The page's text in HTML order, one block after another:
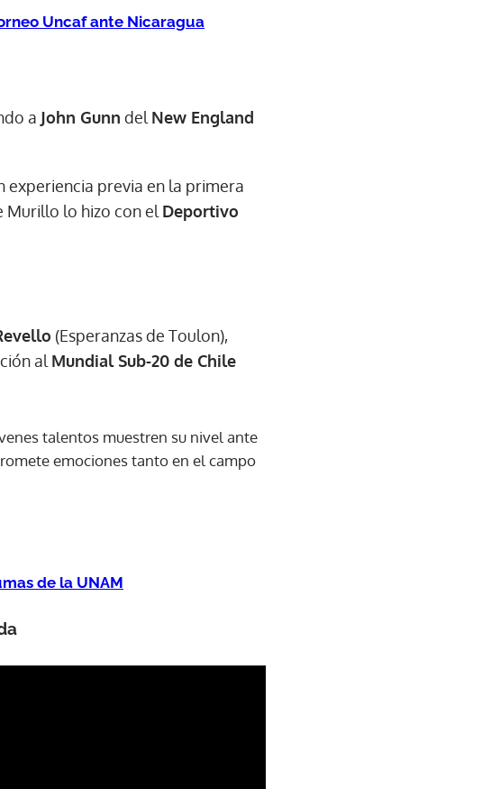
Uncaf ante Nicaragua
a John Gunn del New England
experiencia previa en la primera
Murillo lo hizo con el Deportivo
(Esperanzas de Toulon),
al Mundial Sub-20 de Chile
talentos muestren su nivel ante
emociones tanto en el campo
de la UNAM